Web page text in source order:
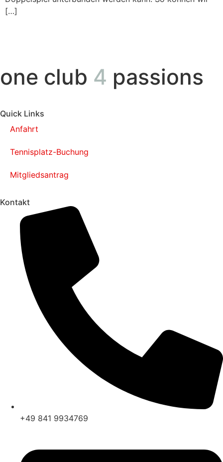
[…]
one club 4 passions
Quick Links
Anfahrt
Tennisplatz-Buchung
Mitgliedsantrag
Kontakt
+49 841 9934769